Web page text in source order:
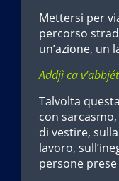
Mettersi per
percorso
un’azione, un
Addjì ca
Talvolta
con
di vestire,
lavoro,
persone